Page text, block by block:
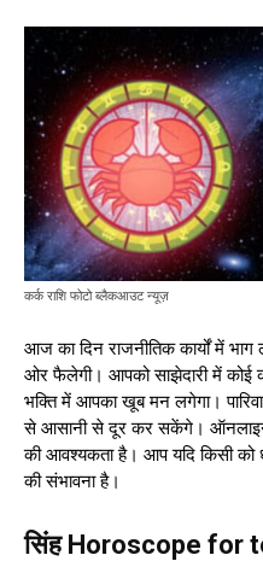
कर्क राशि फोटो ब्लैकआउट न्यूज़
आज का दिन राजनीतिक कार्यों में
ओर फैलेगी। आपको साझेदारी में कोई
भक्ति में आपका खूब मन लगेगा।
से आसानी से दूर कर सकेंगे। ऑनलाइन
की आवश्यकता है। आप यदि किसी
की संभावना है।
सिंह Horoscope for